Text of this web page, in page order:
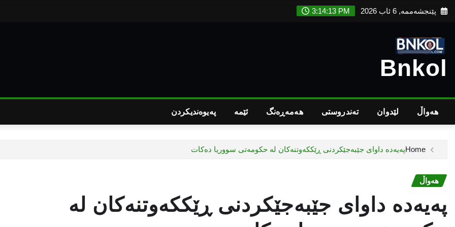
Skip
پێنجشەممە, 6 ئاب 2026 3:14:14 PM
Bnkol
هەواڵ لێدوان تەندروستى هەمەڕەنگ ئێمە پەیوەندیکردن
Homeپەیەدە داوای جێبەجێكردنی ڕێككەوتنەكان لە حكومەتی سووریا دەكات
هەواڵ
پەیەدە داوای جێبەجێكردنی ڕێككەوتنەكان لە